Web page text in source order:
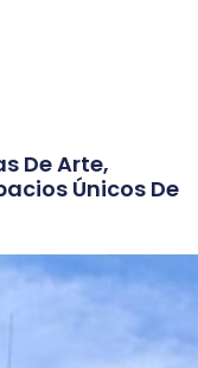
De Arte,
Únicos De